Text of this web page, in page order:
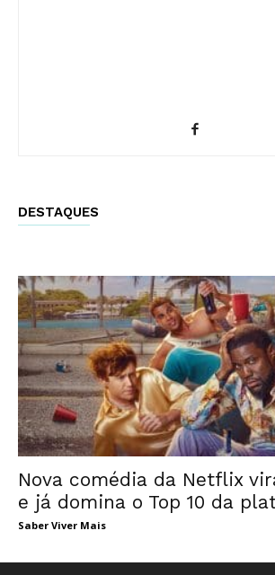
DESTAQUES
Nova comédia da Netflix
e já domina o Top 10 da
Saber Viver Mais